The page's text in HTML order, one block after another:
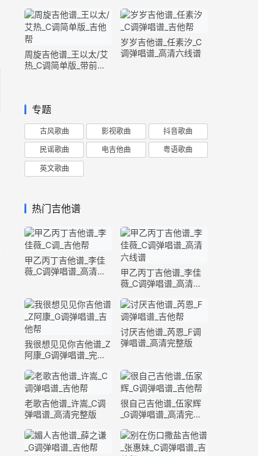
周旋吉他谱_王以太/艾
热_C调简单版_带前奏
岁岁吉他谱_任素汐_C
调弹唱谱_高清六线谱
专题
古风歌曲 影视歌曲 抖音歌曲
民谣歌曲 电吉他曲 粤语歌曲
英文歌曲
热门吉他谱
甲乙丙丁吉他谱_李佳
薇_C调弹唱谱_高清六
甲乙丙丁吉他谱_李佳
薇_C调弹唱谱_高清六
我很想见见你吉他谱_Z
阿康_G调弹唱谱_完整
讨厌吉他谱_芮恩_F调
弹唱谱_高清完整版
老歌吉他谱_许嵩_C调
弹唱谱_高清完整版
很自己吉他谱_伍家辉
_G调弹唱谱_高清完整